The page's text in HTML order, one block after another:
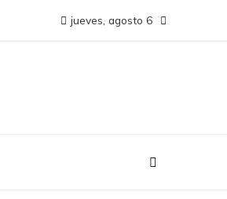
jueves, agosto 6